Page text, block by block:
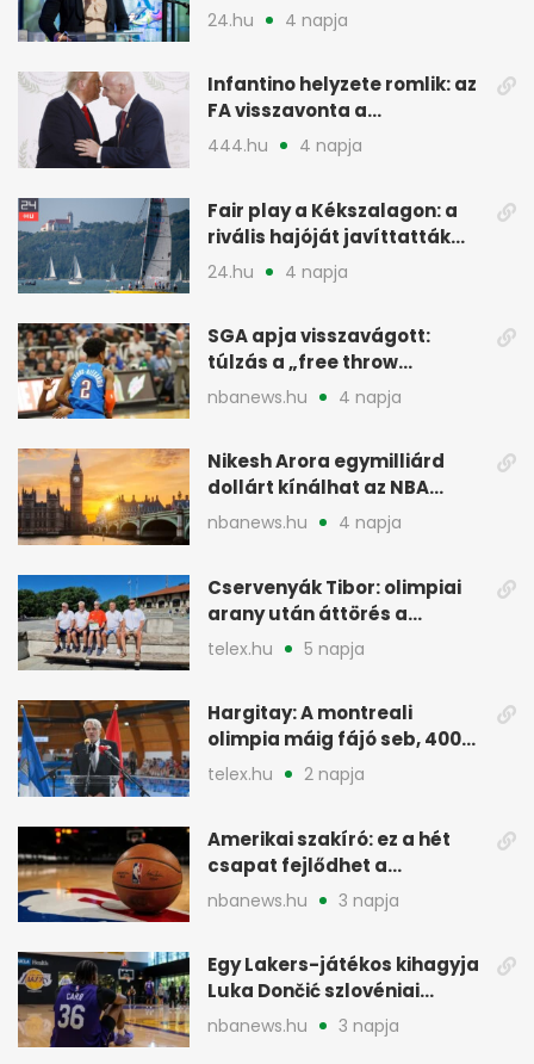
24.hu 4 napja
Infantino helyzete romlik: az
FA visszavonta a
támogatását, jöhet a
444.hu 4 napja
Fair play a Kékszalagon: a
rivális hajóját javíttatták
meg
24.hu 4 napja
SGA apja visszavágott:
túlzás a „free throw
merchant” címke?
nbanews.hu 4 napja
Nikesh Arora egymilliárd
dollárt kínálhat az NBA
Europe londoni csapatáért
nbanews.hu 4 napja
Cservenyák Tibor: olimpiai
arany után áttörés a
rákkutatásban
telex.hu 5 napja
Hargitay: A montreali
olimpia máig fájó seb, 400
vegyesen 4. lett
telex.hu 2 napja
Amerikai szakíró: ez a hét
csapat fejlődhet a
legtöbbet az NBA-ben
nbanews.hu 3 napja
Egy Lakers-játékos kihagyja
Luka Dončić szlovéniai
minicampjét
nbanews.hu 3 napja